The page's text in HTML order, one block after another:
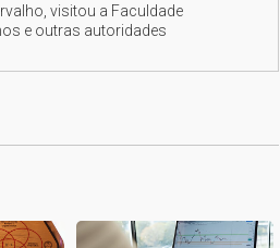
visitou a Faculdade
e outras autoridades